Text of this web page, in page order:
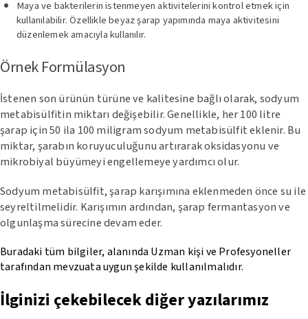
Maya ve bakterilerin istenmeyen aktivitelerini kontrol etmek için
kullanılabilir. Özellikle beyaz şarap yapımında maya aktivitesini
düzenlemek amacıyla kullanılır.
Örnek Formülasyon
İstenen son ürünün türüne ve kalitesine bağlı olarak, sodyum
metabisülfitin miktarı değişebilir. Genellikle, her 100 litre
şarap için 50 ila 100 miligram sodyum metabisülfit eklenir. Bu
miktar, şarabın koruyuculuğunu artırarak oksidasyonu ve
mikrobiyal büyümeyi engellemeye yardımcı olur.
Sodyum metabisülfit, şarap karışımına eklenmeden önce su ile
seyreltilmelidir. Karışımın ardından, şarap fermantasyon ve
olgunlaşma sürecine devam eder.
Buradaki tüm bilgiler, alanında Uzman kişi ve Profesyoneller
tarafından mevzuata uygun şekilde kullanılmalıdır.
İlginizi çekebilecek diğer yazılarımız